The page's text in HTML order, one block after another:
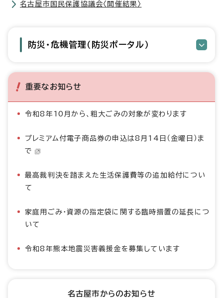
名古屋市国民保護協議会〈開催結果〉
防災・危機管理（防災ポータル）
重要なお知らせ
令和8年10月から、粗大ごみの対象が変わります
プレミアム付電子商品券の申込は8月14日（金曜日）ま
で
最高裁判決を踏まえた生活保護費等の追加給付につい
て
家庭用ごみ・資源の指定袋に関する臨時措置の延長につ
いて
令和8年熊本地震災害義援金を募集しています
名古屋市からのお知らせ